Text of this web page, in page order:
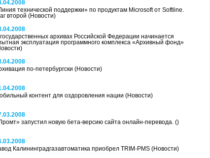
технической поддержки» по продуктам Microsoft от Softline.
второй (Новости)
архивах Российской Федерации начинается
эксплуатация программного комплекса «Архивный фонд»
по-петербургски (Новости)
контент для оздоровления нации (Новости)
запустил новую бета-версию сайта онлайн-перевода. ()
Калининградгазавтоматика приобрел TRIM-PMS (Новости)